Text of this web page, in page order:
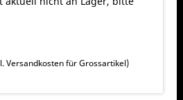
Versandkosten für Grossartikel)